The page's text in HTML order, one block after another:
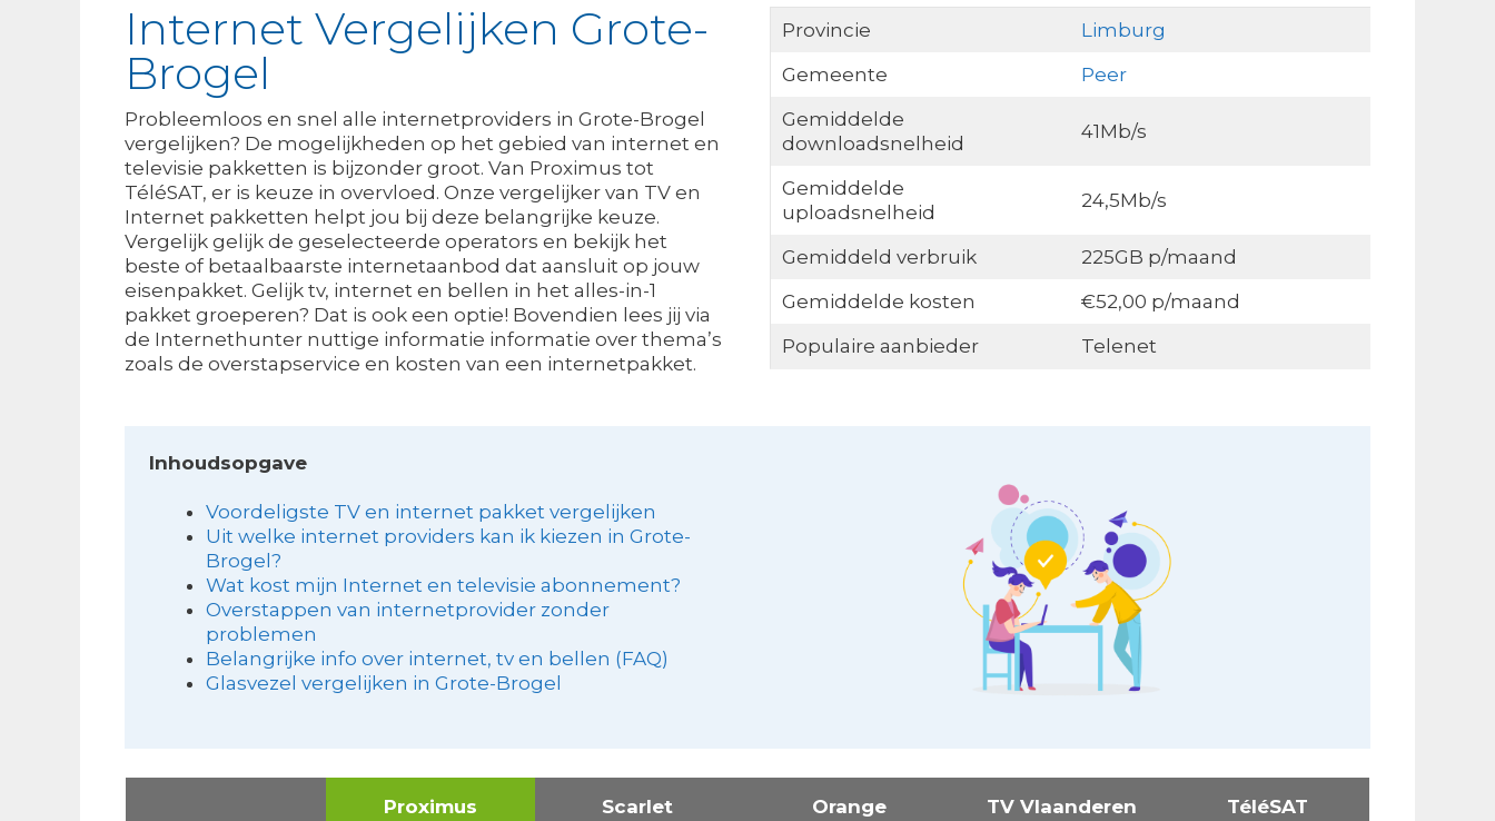
Internet Vergelijken Grote-
Brogel
Probleemloos en snel alle internetproviders in Grote-Brogel
vergelijken? De mogelijkheden op het gebied van internet en
televisie pakketten is bijzonder groot. Van Proximus tot
TéléSAT, er is keuze in overvloed. Onze vergelijker van TV en
Internet pakketten helpt jou bij deze belangrijke keuze.
Vergelijk gelijk de geselecteerde operators en bekijk het
beste of betaalbaarste internetaanbod dat aansluit op jouw
eisenpakket. Gelijk tv, internet en bellen in het alles-in-1
pakket groeperen? Dat is ook een optie! Bovendien lees jij via
de Internethunter nuttige informatie informatie over thema’s
zoals de overstapservice en kosten van een internetpakket.
Provincie
Limburg
Gemeente
Peer
Gemiddelde
downloadsnelheid
41Mb/s
Gemiddelde
uploadsnelheid
24,5Mb/s
Gemiddeld verbruik
225GB p/maand
Gemiddelde kosten
€52,00 p/maand
Populaire aanbieder
Telenet
Inhoudsopgave
Voordeligste TV en internet pakket vergelijken
Uit welke internet providers kan ik kiezen in Grote-
Brogel?
Wat kost mijn Internet en televisie abonnement?
Overstappen van internetprovider zonder
problemen
Belangrijke info over internet, tv en bellen (FAQ)
Glasvezel vergelijken in Grote-Brogel
Proximus Scarlet Orange TV Vlaanderen TéléSAT